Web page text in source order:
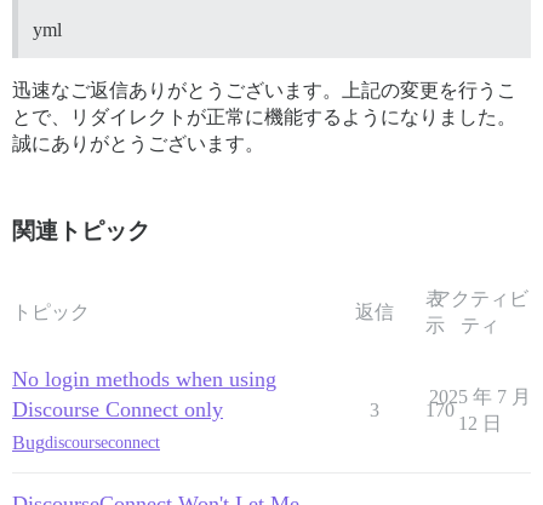
yml
迅速なご返信ありがとうございます。上記の変更を行うこ
とで、リダイレクトが正常に機能するようになりました。
誠にありがとうございます。
関連トピック
トピック 返信
表
示
アクティビ
ティ
No login methods when using
Discourse Connect only
Bugdiscourseconnect
3 170
2025 年 7 月
12 日